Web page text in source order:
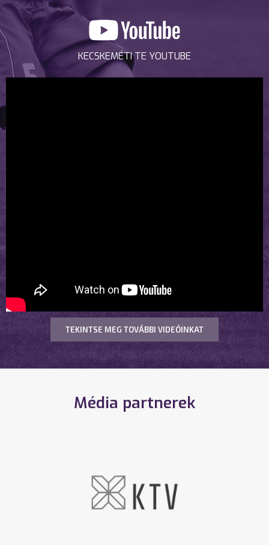
KECSKEMÉTI TE YOUTUBE
TEKINTSE MEG TOVÁBBI VIDEÓINKAT
Média partnerek